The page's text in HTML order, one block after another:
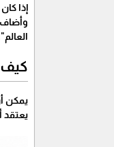
إذا كان معدل
كيف
يمكن
يعتقد